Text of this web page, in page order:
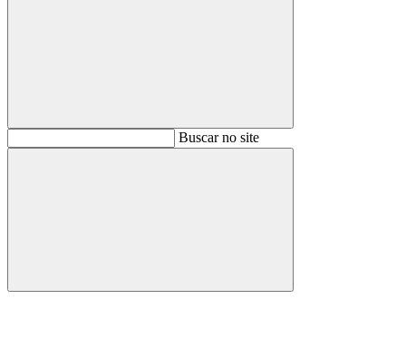
BuscarBuscar no site
Buscar